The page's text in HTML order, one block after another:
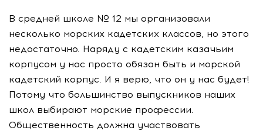
В средней школе № 12 мы организовали
несколько морских кадетских классов, но этого
недостаточно. Наряду с кадетским казачьим
корпусом у нас просто обязан быть и морской
кадетский корпус. И я верю, что он у нас будет!
Потому что большинство выпускников наших
школ выбирают морские профессии.
Общественность должна участвовать